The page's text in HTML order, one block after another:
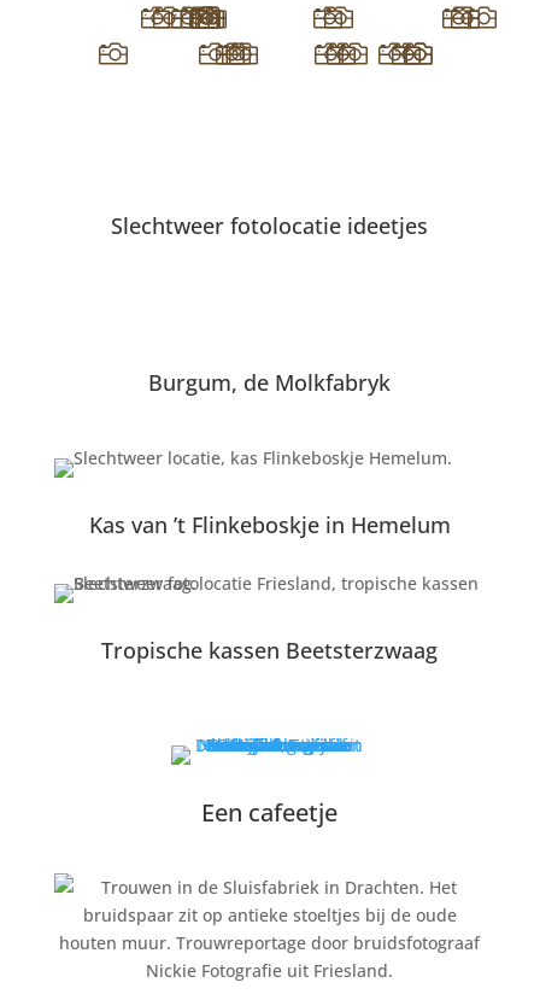




  
 





 


 
 
 
Slechtweer fotolocatie ideetjes
Burgum, de Molkfabryk
Kas van ’t Flinkeboskje in Hemelum
Tropische kassen Beetsterzwaag
Een cafeetje